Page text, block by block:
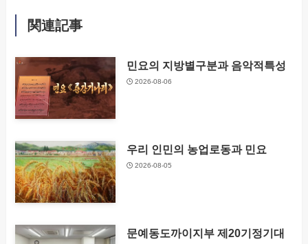
関連記事
민요의 지방별구분과 음악적특성
2026-08-06
우리 인민의 농업로동과 민요
2026-08-05
문예동도까이지부 제20기정기대